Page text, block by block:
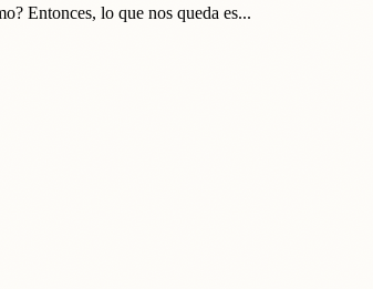
Entonces, lo que nos queda es...